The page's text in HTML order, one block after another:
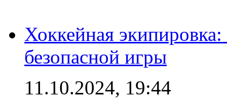
Хоккейная
безопасной игры
11.10.2024, 19:44